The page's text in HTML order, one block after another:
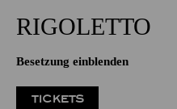
RIGO­LETTO
Besetzung einblenden
TICKETS